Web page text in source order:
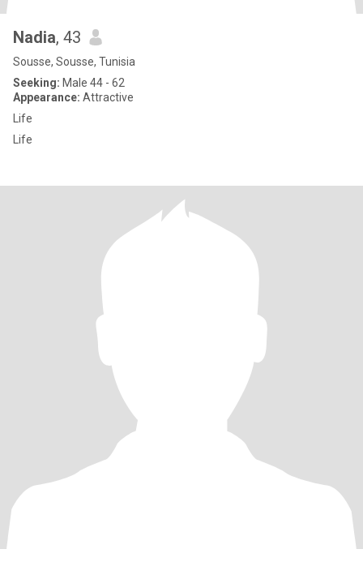
Nadia, 43
Sousse, Sousse, Tunisia
Seeking: Male 44 - 62
Appearance: Attractive
Life
Life